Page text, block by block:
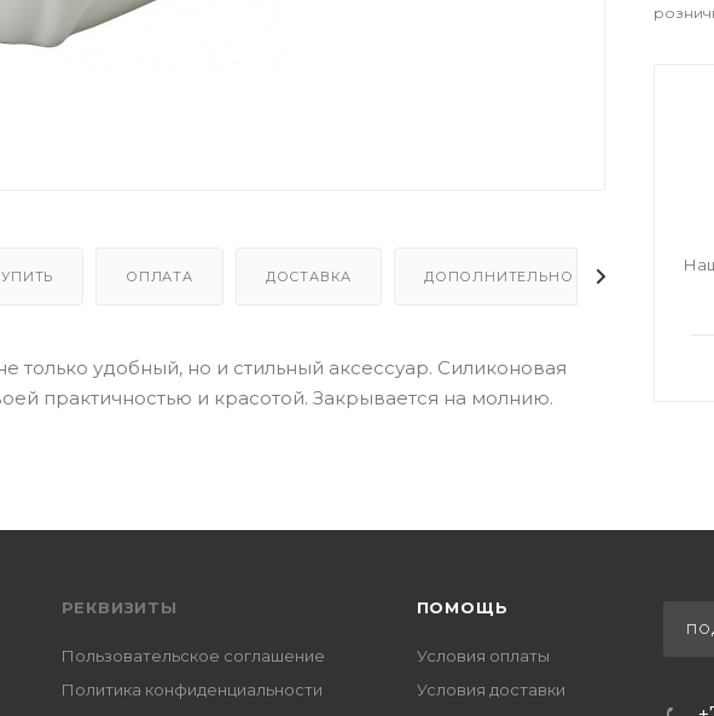
ОПЛАТА ДОСТАВКА ДОПОЛНИТЕЛЬНО
только удобный, но и стильный аксессуар. Силиконовая
практичностью и красотой. Закрывается на молнию.
РЕКВИЗИТЫ
Пользовательское соглашение
Политика конфиденциальности
ПОМОЩЬ
Условия оплаты
Условия доставки